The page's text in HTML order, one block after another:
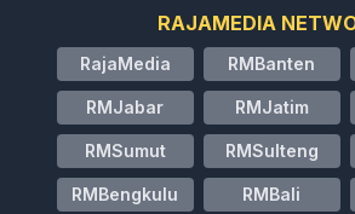
RAJAMEDIA
RajaMedia RMBanten
RMJabar RMJatim
RMSumut RMSulteng
RMBengkulu RMBali